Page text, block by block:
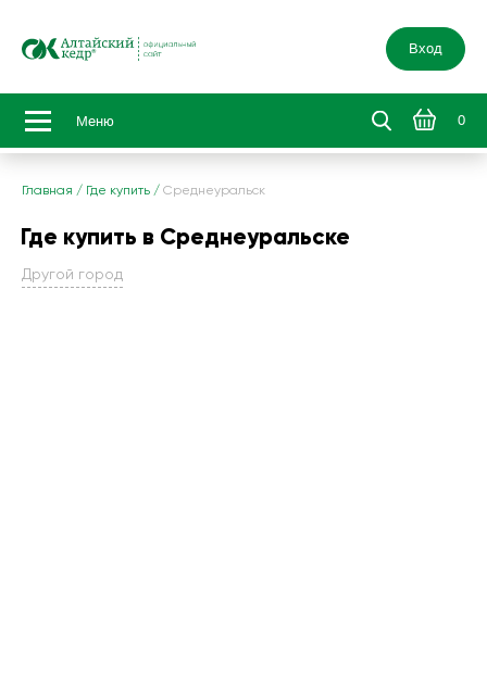
Вход
Меню 0
Главная / Где купить / Среднеуральск
Где купить в Среднеуральске
Другой город